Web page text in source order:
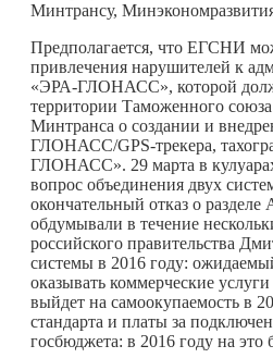
Минтрансу,
Предполагается, что ЕГСНИ
привлечения нарушителей к
«ЭРА-ГЛОНАСС», которой
территории Таможенного
Минтранса о создании и
ГЛОНАСС/GPS-трекера,
ГЛОНАСС». 29 марта в
вопрос объединения двух
окончательный отказ о
обдумывали в течение
российского правительства
системы в 2016 году:
оказывать коммерческие
выйдет на самоокупаемость в
стандарта и платы за
госбюджета: в 2016 году на